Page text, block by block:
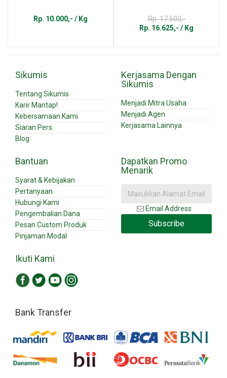
Rp. 10.000,- / Kg
Rp. 17.500,-
Rp. 16.625,- / Kg
Sikumis
Tentang Sikumis
Karir Mantap!
Kebersamaan Kami
Siaran Pers
Blog
Kerjasama Dengan
Sikumis
Menjadi Mitra Usaha
Menjadi Agen
Kerjasama Lainnya
Bantuan
Syarat & Kebijakan
Pertanyaan
Hubungi Kami
Pengembalian Dana
Pesan Custom Produk
Pinjaman Modal
Dapatkan Promo
Menarik
Email Address
Subscribe
Ikuti Kami
Bank Transfer